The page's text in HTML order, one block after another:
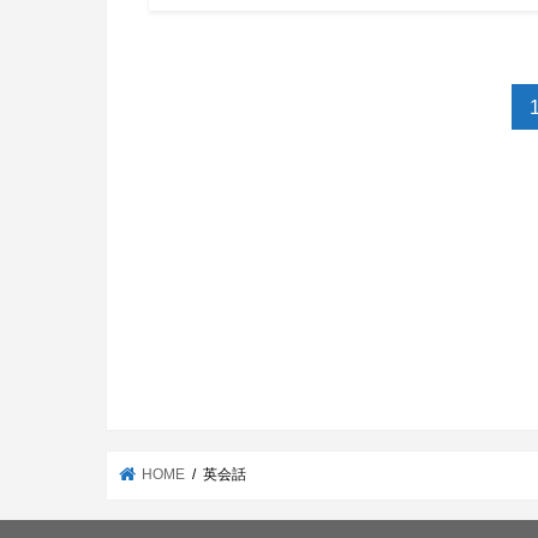
1
HOME 英会話